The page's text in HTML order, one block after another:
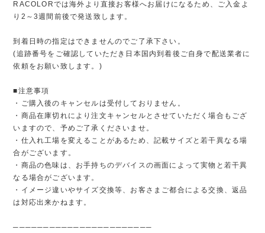
RACOLORでは海外より直接お客様へお届けになるため、ご入金よ
り2～3週間前後で発送致します。
到着日時の指定はできませんのでご了承下さい。
(追跡番号をご確認していただき日本国内到着後ご自身で配送業者に
依頼をお願い致します。)
■注意事項
・ご購入後のキャンセルは受付しておりません。
・商品在庫切れにより注文キャンセルとさせていただく場合もござ
いますので、予めご了承くださいませ。
・仕入れ工場を変えることがあるため、記載サイズと若干異なる場
合がございます。
・商品の色味は、お手持ちのデバイスの画面によって実物と若干異
なる場合がございます。
・イメージ違いやサイズ交換等、お客さまご都合による交換、返品
は対応出来かねます。
───────────────────────